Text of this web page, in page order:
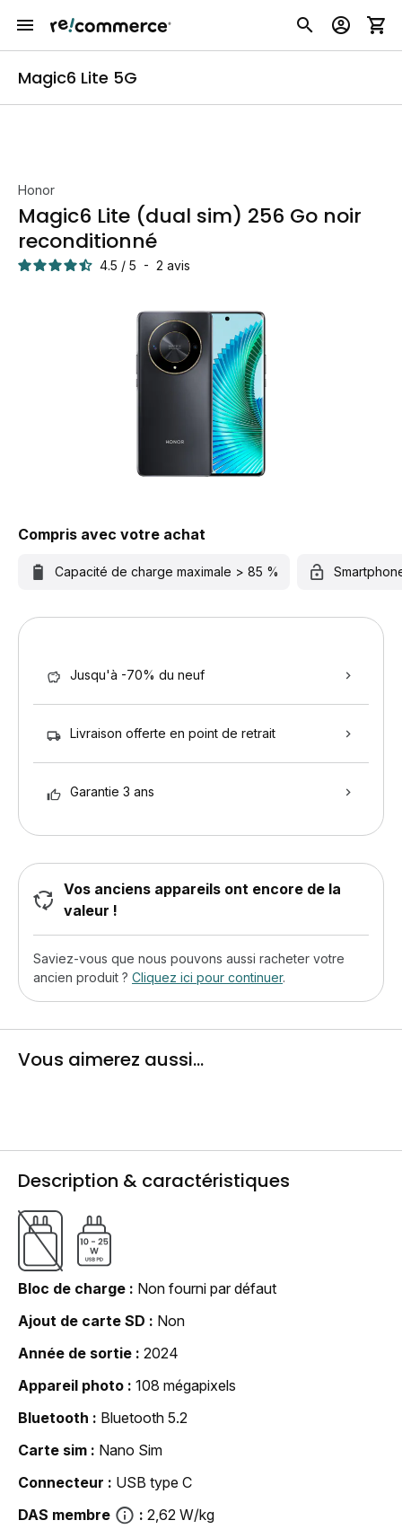
Magic6 Lite 5G
Honor
Magic6 Lite (dual sim) 256 Go noir
reconditionné
4.5 / 5 - 2 avis
Compris avec votre achat
Capacité de charge maximale > 85 %
Jusqu'à -70% du neuf
Livraison offerte en point de retrait
Garantie 3 ans
Vos anciens appareils ont encore de la
valeur !
Saviez-vous que nous pouvons aussi racheter votre
ancien produit ? Cliquez ici pour continuer.
Vous aimerez aussi...
Description & caractéristiques
Bloc de charge
Non fourni par défaut
Ajout de carte SD
Non
Année de sortie
2024
Appareil photo
108 mégapixels
Bluetooth
Bluetooth 5.2
Carte sim
Nano Sim
Connecteur
USB type C
DAS membre
2,62 W/kg